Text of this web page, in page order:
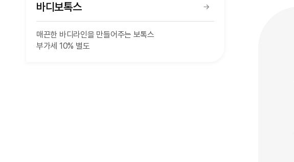
바디보톡스
매끈한 바디라인을 만들어주는 보톡스
부가세 10% 별도